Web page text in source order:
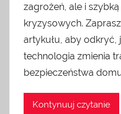
zagrożeń, ale i
kryzysowych.
artykułu, aby odkryć,
technologia zmienia
bezpieczeństwa
Kontynuuj czytanie